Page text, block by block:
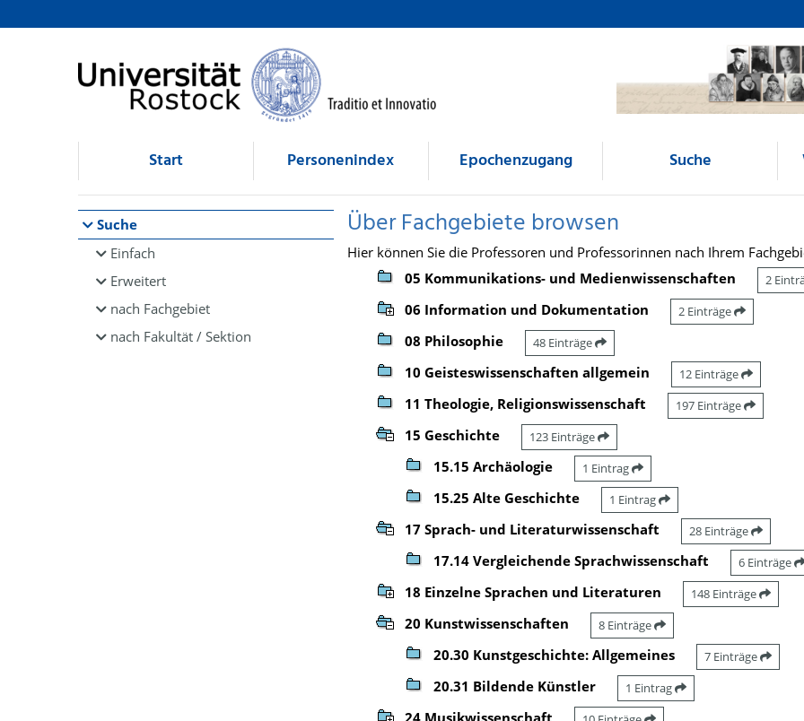
Browsen
direkt zum Inhalt
Start Personenindex Epochenzugang Suche
Suche
Einfach
Erweitert
nach Fachgebiet
nach Fakultät / Sektion
Über Fachgebiete browsen
Hier können Sie die Professoren und Professorinnen nach Ihrem
05 Kommunikations- und Medienwissenschaften
2
06 Information und Dokumentation 2 Einträge
08 Philosophie 48 Einträge
10 Geisteswissenschaften allgemein 12 Einträge
11 Theologie, Religionswissenschaft 197 Einträge
15 Geschichte 123 Einträge
15.15 Archäologie 1 Eintrag
15.25 Alte Geschichte 1 Eintrag
17 Sprach- und Literaturwissenschaft 28 Einträge
17.14 Vergleichende Sprachwissenschaft 6 Einträge
18 Einzelne Sprachen und Literaturen 148 Einträge
20 Kunstwissenschaften 8 Einträge
20.30 Kunstgeschichte: Allgemeines 7 Einträge
20.31 Bildende Künstler 1 Eintrag
24 Musikwissenschaft